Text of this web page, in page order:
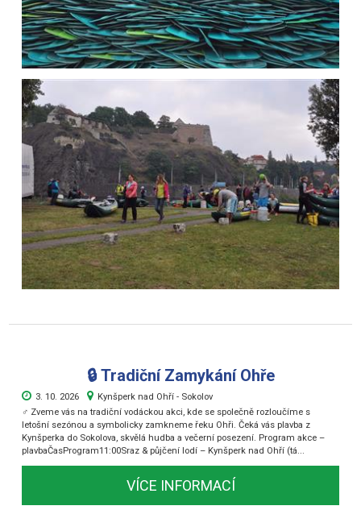
🔒 Tradiční Zamykání Ohře
3. 10. 2026
Kynšperk nad Ohří - Sokolov
‍♂️ Zveme vás na tradiční vodáckou akci, kde se společně rozloučíme s
letošní sezónou a symbolicky zamkneme řeku Ohři. Čeká vás plavba z
Kynšperka do Sokolova, skvělá hudba a večerní posezení. Program akce –
plavbaČasProgram11:00Sraz & půjčení lodí – Kynšperk nad Ohří (tá...
VÍCE INFORMACÍ